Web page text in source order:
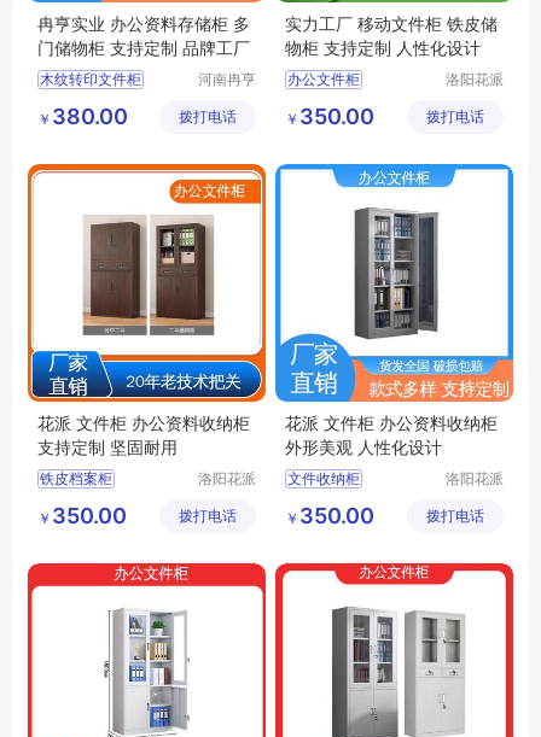
冉亨实业 办公资料存储柜 多
门储物柜 支持定制 品牌工厂
木纹转印文件柜
不锈钢档案柜
铁皮文件柜
河南冉亨
公司
￥ 380.00 拨打电话
实力工厂 移动文件柜 铁皮储
物柜 支持定制 人性化设计
办公文件柜
铁皮储物柜
办公文件存储柜
洛阳花派
有限公司
￥ 350.00 拨打电话
花派 文件柜 办公资料收纳柜
支持定制 坚固耐用
铁皮档案柜
分体资料收纳柜
学校资料收纳柜
洛阳花派
有限公司
￥ 350.00 拨打电话
花派 文件柜 办公资料收纳柜
外形美观 人性化设计
文件收纳柜
智能双锁资料收纳柜
办公文件收纳柜
洛阳花派
有限公司
￥ 350.00 拨打电话